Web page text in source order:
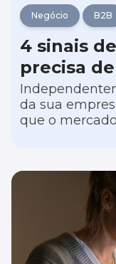
Negócio B2B
4 sinais
precisa
da sua
que o
das
da
da